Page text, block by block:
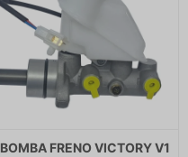
BOMBA FRENO VICTORY V1